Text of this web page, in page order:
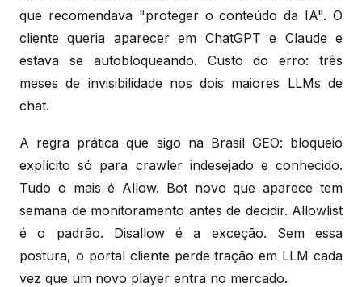
que recomendava "proteger o conteúdo da IA". O
cliente queria aparecer em ChatGPT e Claude e
estava se autobloqueando. Custo do erro: três
meses de invisibilidade nos dois maiores LLMs de
chat.
A regra prática que sigo na Brasil GEO: bloqueio
explícito só para crawler indesejado e conhecido.
Tudo o mais é Allow. Bot novo que aparece tem
semana de monitoramento antes de decidir. Allowlist
é o padrão. Disallow é a exceção. Sem essa
postura, o portal cliente perde tração em LLM cada
vez que um novo player entra no mercado.